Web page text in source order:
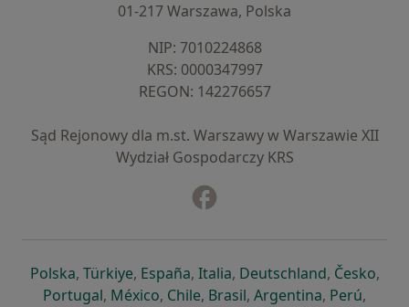
01-217 Warszawa, Polska
NIP: ⁠7010224868
KRS: ⁠0000347997
REGON: ⁠142276657
Sąd Rejonowy dla m.st. Warszawy w Warszawie XII
Wydział Gospodarczy KRS
Polskaotwiera się w nowej karcie
, Türkiyeotwiera się w nowej karcie
, Españaotwiera się w nowej karcie
, Italiaotwiera się w nowej
, Deutschlandotwiera się
, Česko,
Portugalotwiera się w nowej karcie
, Méxicootwiera się w nowej karcie
, Chileotwiera się w nowej karcie
, Brasilotwiera się w nowej
, Argentinaotwiera się
, Perú,